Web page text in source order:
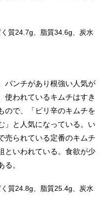
質24.7g、脂質34.6g、炭水
パンチがあり根強い人気が
使われているキムチはすき
ので、「ピリ辛のキムチを
」と人気になっている。い
売られている定番のキムチ
といわれている。食欲が少
。
質24.8g、脂質25.4g、炭水